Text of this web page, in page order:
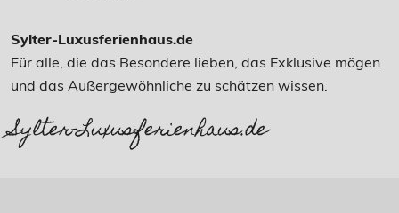
Sylter-Luxusferienhaus.de
Für alle, die das Besondere lieben, das Exklusive mögen
und das Außergewöhnliche zu schätzen wissen.
Sylter-Luxusferienhaus.de